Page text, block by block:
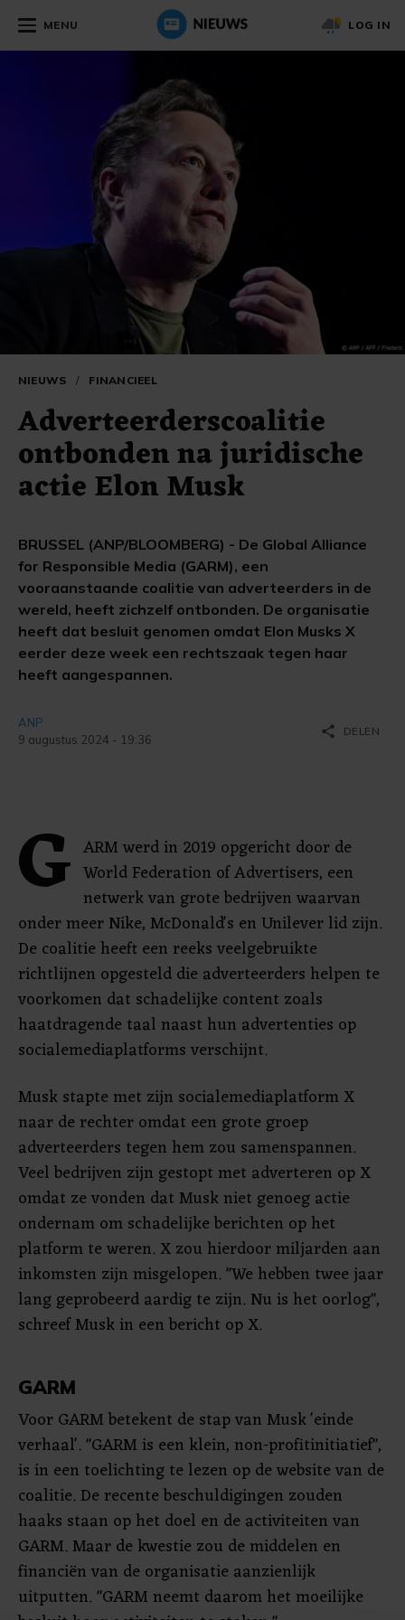
MENU LOG IN
NIEUWS / FINANCIEEL
Adverteerderscoalitie
ontbonden na juridische
actie Elon Musk
BRUSSEL (ANP/BLOOMBERG) - De Global Alliance
for Responsible Media (GARM), een
vooraanstaande coalitie van adverteerders in de
wereld, heeft zichzelf ontbonden. De organisatie
heeft dat besluit genomen omdat Elon Musks X
eerder deze week een rechtszaak tegen haar
heeft aangespannen.
ANP
9 augustus 2024 - 19:36
share DELEN
G ARM werd in 2019 opgericht door de
World Federation of Advertisers, een
netwerk van grote bedrijven waarvan
onder meer Nike, McDonald's en Unilever lid zijn.
De coalitie heeft een reeks veelgebruikte
richtlijnen opgesteld die adverteerders helpen te
voorkomen dat schadelijke content zoals
haatdragende taal naast hun advertenties op
socialemediaplatforms verschijnt.
Musk stapte met zijn socialemediaplatform X
naar de rechter omdat een grote groep
adverteerders tegen hem zou samenspannen.
Veel bedrijven zijn gestopt met adverteren op X
omdat ze vonden dat Musk niet genoeg actie
ondernam om schadelijke berichten op het
platform te weren. X zou hierdoor miljarden aan
inkomsten zijn misgelopen. "We hebben twee jaar
lang geprobeerd aardig te zijn. Nu is het oorlog",
schreef Musk in een bericht op X.
GARM
Voor GARM betekent de stap van Musk 'einde
verhaal'. "GARM is een klein, non-profitinitiatief",
is in een toelichting te lezen op de website van de
coalitie. De recente beschuldigingen zouden
haaks staan op het doel en de activiteiten van
GARM. Maar de kwestie zou de middelen en
financiën van de organisatie aanzienlijk
uitputten. "GARM neemt daarom het moeilijke